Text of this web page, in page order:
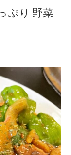
ぷり 野菜